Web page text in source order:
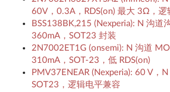
60V，0.3A，RDS(on) 最大 3Ω，逻
BSS138BK,215 (Nexperia): N 沟道
360mA，SOT23 封装
2N7002ET1G (onsemi): N 沟道
310mA，SOT-23，低 RDS(on)
PMV37ENEAR (Nexperia): 60 V，
SOT23，逻辑电平兼容